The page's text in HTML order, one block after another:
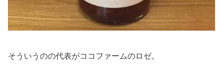
そういうのの代表がココファームのロゼ。